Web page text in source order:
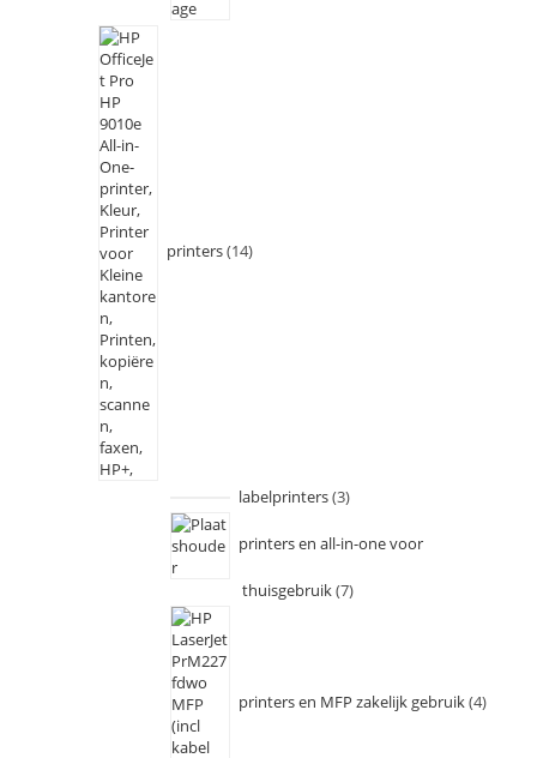
printers 14
labelprinters 3
printers en all-in-one voor
thuisgebruik 7
printers en MFP zakelijk gebruik 4